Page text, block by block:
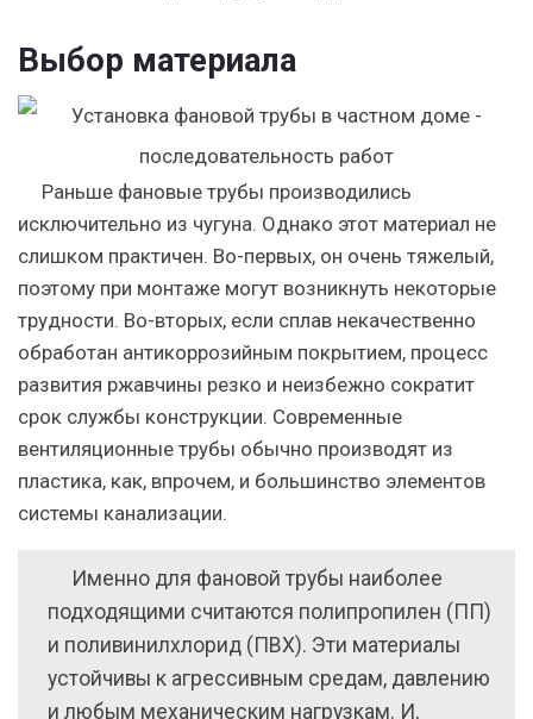
Выбор материала
Раньше фановые трубы производились
исключительно из чугуна. Однако этот материал не
слишком практичен. Во-первых, он очень тяжелый,
поэтому при монтаже могут возникнуть некоторые
трудности. Во-вторых, если сплав некачественно
обработан антикоррозийным покрытием, процесс
развития ржавчины резко и неизбежно сократит
срок службы конструкции. Современные
вентиляционные трубы обычно производят из
пластика, как, впрочем, и большинство элементов
системы канализации.
Именно для фановой трубы наиболее
подходящими считаются полипропилен (ПП)
и поливинилхлорид (ПВХ). Эти материалы
устойчивы к агрессивным средам, давлению
и любым механическим нагрузкам. И,